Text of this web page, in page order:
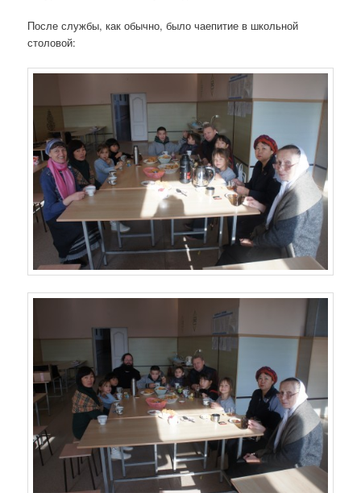
После службы, как обычно, было чаепитие в школьной
столовой: